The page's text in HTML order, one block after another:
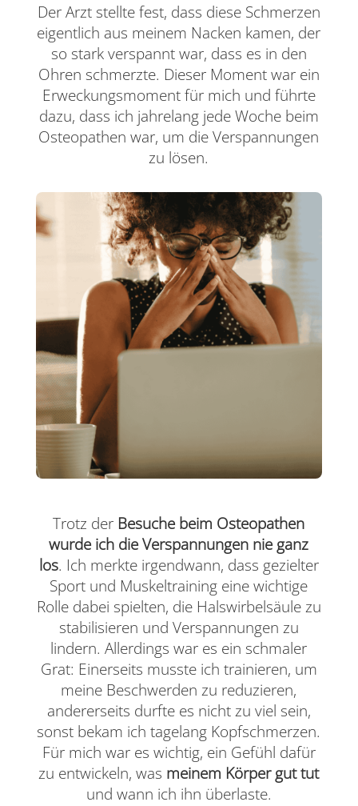
Der Arzt stellte fest, dass diese Schmerzen
eigentlich aus meinem Nacken kamen, der
so stark verspannt war, dass es in den
Ohren schmerzte. Dieser Moment war ein
Erweckungsmoment für mich und führte
dazu, dass ich jahrelang jede Woche beim
Osteopathen war, um die Verspannungen
zu lösen.
Trotz der Besuche beim Osteopathen
wurde ich die Verspannungen nie ganz
los. Ich merkte irgendwann, dass gezielter
Sport und Muskeltraining eine wichtige
Rolle dabei spielten, die Halswirbelsäule zu
stabilisieren und Verspannungen zu
lindern. Allerdings war es ein schmaler
Grat: Einerseits musste ich trainieren, um
meine Beschwerden zu reduzieren,
andererseits durfte es nicht zu viel sein,
sonst bekam ich tagelang Kopfschmerzen.
Für mich war es wichtig, ein Gefühl dafür
zu entwickeln, was meinem Körper gut tut
und wann ich ihn überlaste.